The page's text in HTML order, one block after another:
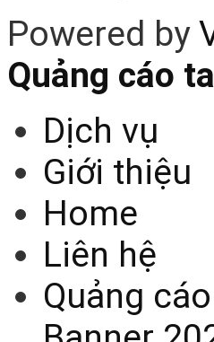
Powered by
Quảng cáo
Dịch vụ
Giới thiệu
Home
Liên hệ
Quảng